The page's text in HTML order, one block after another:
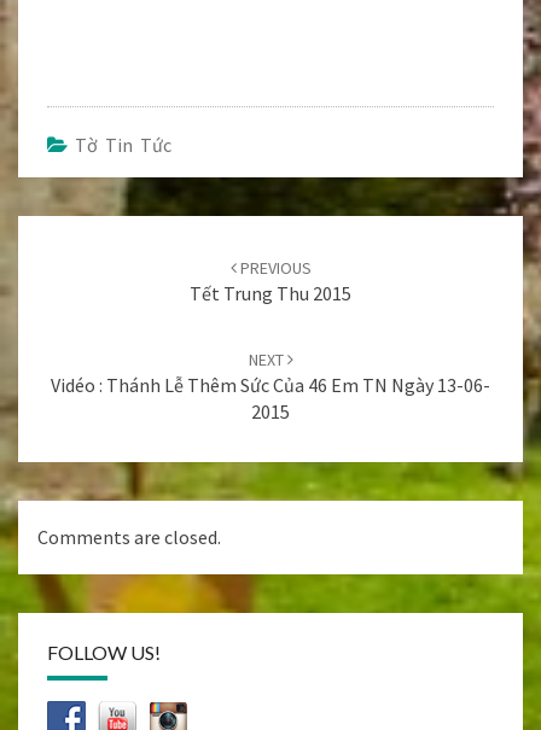
Tờ Tin Tức
PREVIOUS
Tết Trung Thu 2015
NEXT
Vidéo : Thánh Lễ Thêm Sức Của 46 Em TN Ngày 13-06-
2015
Comments are closed.
FOLLOW US!